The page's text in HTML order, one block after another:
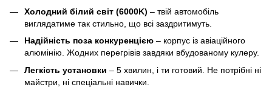
Холодний білий світ (6000K) – твій автомобіль
виглядатиме так стильно, що всі заздритимуть.
Надійність поза конкуренцією – корпус із авіаційного
алюмінію. Жодних перегрівів завдяки вбудованому кулеру.
Легкість установки – 5 хвилин, і ти готовий. Не потрібні ні
майстри, ні спеціальні навички.